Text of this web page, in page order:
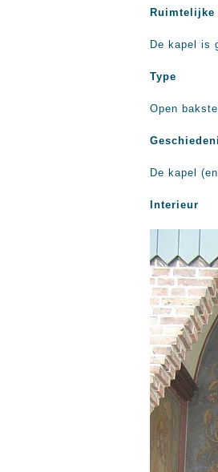
Ruimtelijke
De kapel is
Type
Open
De kapel
Interieur